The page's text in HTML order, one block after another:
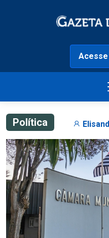
Acesse
Política